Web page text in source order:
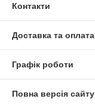
Контакти
Доставка та оплата
Графік роботи
Повна версія сайту